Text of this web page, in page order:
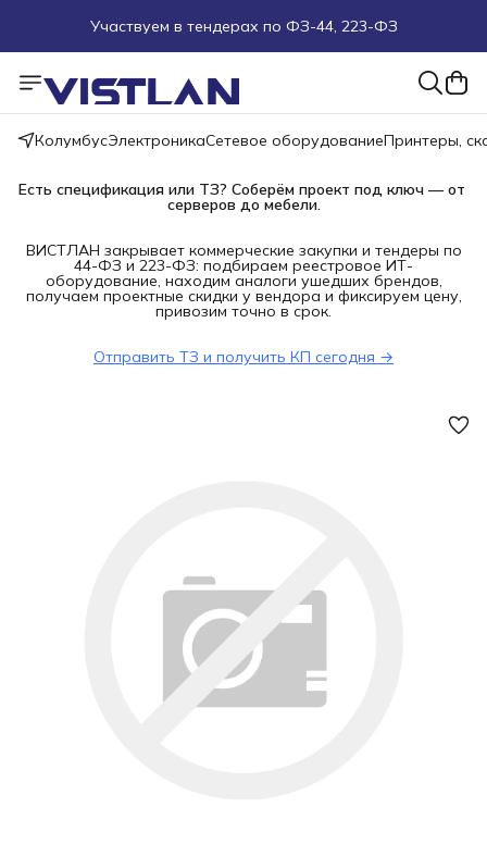
Участвуем в тендерах по ФЗ-44, 223-ФЗ
Поможем подобрать оборудование под ТЗ
Пришлите запрос на e-mail или в чат
КолумбусЭлектроникаСетевое оборудованиеПринтеры,
Есть спецификация или ТЗ? Соберём проект под ключ — от
серверов до мебели.
ВИСТЛАН закрывает коммерческие закупки и тендеры по
44-ФЗ и 223-ФЗ: подбираем реестровое ИТ-
оборудование, находим аналоги ушедших брендов,
получаем проектные скидки у вендора и фиксируем цену,
привозим точно в срок.
Отправить ТЗ и получить КП сегодня →